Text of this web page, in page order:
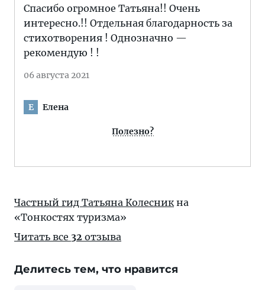
Спасибо огромное Татьяна!! Очень
интересно.!! Отдельная благодарность за
стихотворения ! Однозначно —
рекомендую ! !
06 августа 2021
Е Елена
Полезно?
Частный гид Татьяна Колесникна
«Тонкостях туризма»
Читать все 32 отзыва
Делитесь тем, что нравится